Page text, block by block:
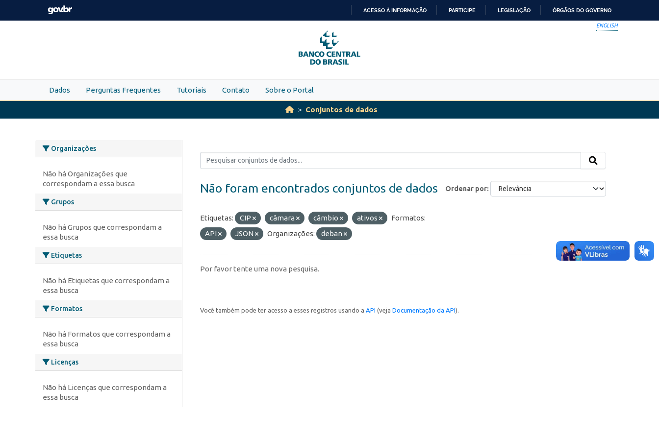
Skip to main content
PARA
O
CONTEÚDO
ACESSO À INFORMAÇÃO PARTICIPE LEGISLAÇÃO ÓRGÃOS DO GOVERNO
ENGLISH
Dados Perguntas Frequentes Tutoriais Contato Sobre o Portal
Conjuntos de dados
Organizações
Não há Organizações que
correspondam a essa busca
Grupos
Não há Grupos que correspondam a
essa busca
Etiquetas
Não há Etiquetas que correspondam a
essa busca
Formatos
Não há Formatos que correspondam a
essa busca
Licenças
Não há Licenças que correspondam a
essa busca
Ordenar por
Não foram encontrados conjuntos de dados
Etiquetas: CIP câmara câmbio ativos
Formatos:
API
JSON Organizações: deban
Por favor tente uma nova pesquisa.
Você também pode ter acesso a esses registros usando a API (veja Documentação da API).